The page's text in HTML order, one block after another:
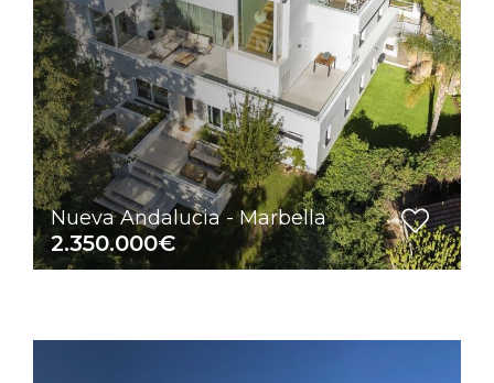
Nueva Andalucia - Marbella
2.350.000€